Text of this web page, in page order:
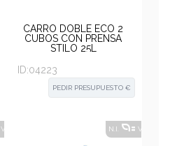
CARRO DOBLE ECO 2
CUBOS CON PRENSA
STILO 25L
ID:04223
PEDIR PRESUPUESTO €
VER ALTERNATIVAS N.I. VER